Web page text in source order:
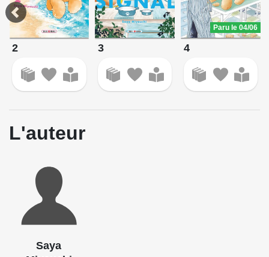
2 3
Paru le 04/06
4
L'auteur
Saya